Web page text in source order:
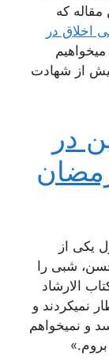
که
اخلاق در
از شهادت
در
یکی از
شبی را
الارشاد
نمیکردند و
و نمیخواهم